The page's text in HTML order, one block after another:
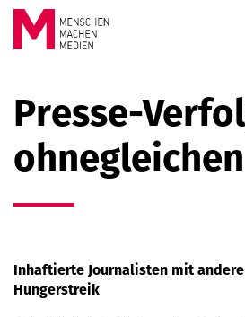
Springe zum Inhalt
MACHEN
MEDIEN
Presse-
ohnegleichen
Inhaftierte Journalisten mit
Hungerstreik